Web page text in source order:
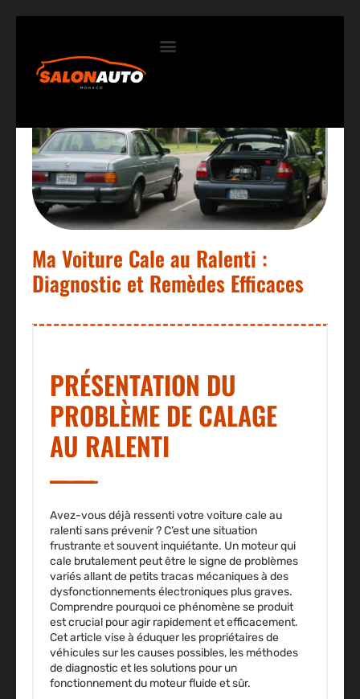
Ma Voiture Cale au Ralenti :
Diagnostic et Remèdes Efficaces
PRÉSENTATION DU
PROBLÈME DE CALAGE
AU RALENTI
Avez-vous déjà ressenti votre voiture cale au
ralenti sans prévenir ? C’est une situation
frustrante et souvent inquiétante. Un moteur qui
cale brutalement peut être le signe de problèmes
variés allant de petits tracas mécaniques à des
dysfonctionnements électroniques plus graves.
Comprendre pourquoi ce phénomène se produit
est crucial pour agir rapidement et efficacement.
Cet article vise à éduquer les propriétaires de
véhicules sur les causes possibles, les méthodes
de diagnostic et les solutions pour un
fonctionnement du moteur fluide et sûr.